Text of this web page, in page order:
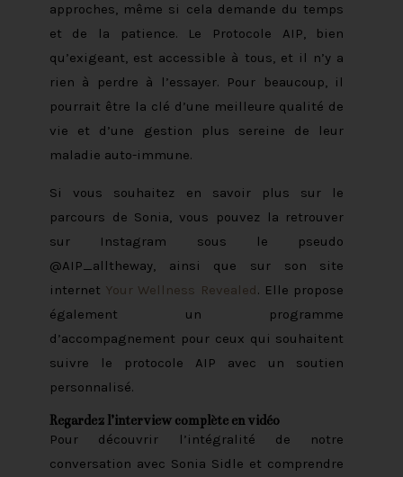
approches, même si cela demande du temps
et de la patience. Le Protocole AIP, bien
qu’exigeant, est accessible à tous, et il n’y a
rien à perdre à l’essayer. Pour beaucoup, il
pourrait être la clé d’une meilleure qualité de
vie et d’une gestion plus sereine de leur
maladie auto-immune.
Si vous souhaitez en savoir plus sur le
parcours de Sonia, vous pouvez la retrouver
sur Instagram sous le pseudo
@AIP_alltheway, ainsi que sur son site
internet Your Wellness Revealed. Elle propose
également un programme
d’accompagnement pour ceux qui souhaitent
suivre le protocole AIP avec un soutien
personnalisé.
Regardez l’interview complète en vidéo
Pour découvrir l’intégralité de notre
conversation avec Sonia Sidle et comprendre